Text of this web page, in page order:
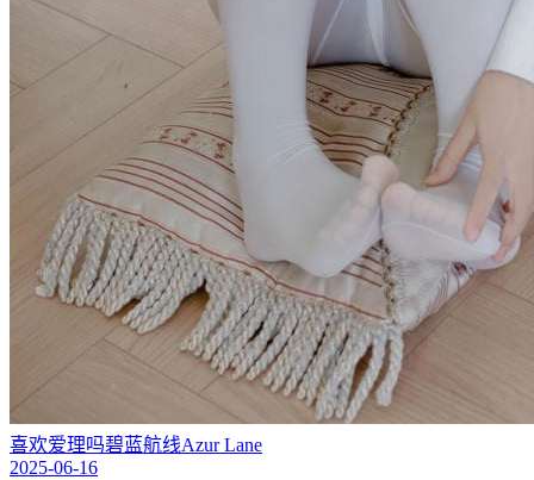
喜欢爱理吗碧蓝航线Azur Lane
2025-06-16